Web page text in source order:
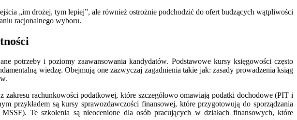
„im drożej, tym lepiej”, ale również ostrożnie podchodzić do ofert budzących wątpliwości
racjonalnego wyboru.
potrzeby i poziomy zaawansowania kandydatów. Podstawowe kursy księgowości często
wiedzę. Obejmują one zazwyczaj zagadnienia takie jak: zasady prowadzenia ksiąg
rachunkowości podatkowej, które szczegółowo omawiają podatki dochodowe (PIT i
przykładem są kursy sprawozdawczości finansowej, które przygotowują do sporządzania
Te szkolenia są nieocenione dla osób pracujących w działach finansowych, które